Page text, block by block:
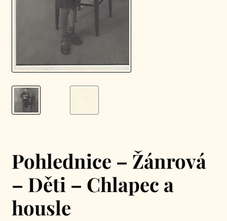
Pohlednice – Žánrová
– Děti – Chlapec a
housle